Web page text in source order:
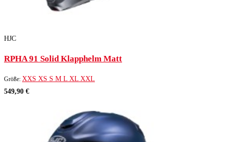
HJC
RPHA 91 Solid Klapphelm Matt
Größe: XXS XS S M L XL XXL
549,90 €